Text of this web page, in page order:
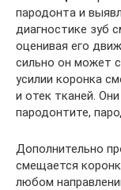
пародонта и
диагностике зуб
оценивая его
сильно он может
усилии коронка
и отек тканей.
пародонтите,
Дополнительно
смещается
любом